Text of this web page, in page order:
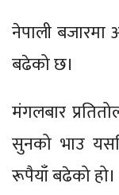
नेपाली
बढेको छ।
मंगलबार
सुनको भाउ
रूपैयाँ बढेको हो।